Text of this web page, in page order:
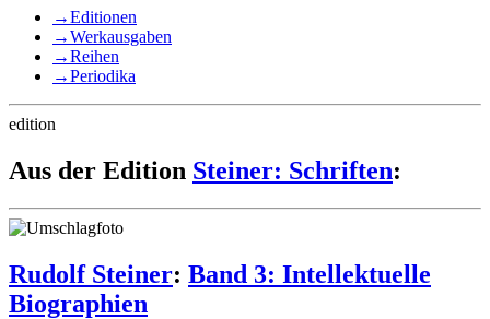
→Editionen
→Werkausgaben
→Reihen
→Periodika
edition
Aus der Edition Steiner: Schriften:
Rudolf Steiner: Band 3: Intellektuelle
Biographien